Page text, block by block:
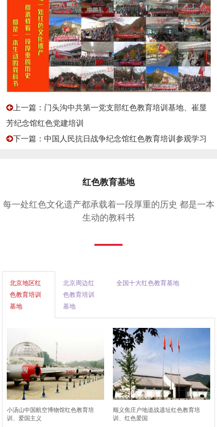
上一篇：门头沟中共第一党支部红色教育培训基地、崔显
芳纪念馆红色党建培训
下一篇：中国人民抗日战争纪念馆红色教育培训参观学习
红色教育基地
每一处红色文化遗产都承载着一段厚重的历史 都是一本
生动的教科书
北京地区红
色教育培训
基地
北京周边红
色教育培训
基地
全国十大红色教育基地
小汤山中国航空博物馆红色教育培
训、爱国主义
顺义焦庄户地道战遗址红色教育培
训、红色爱国